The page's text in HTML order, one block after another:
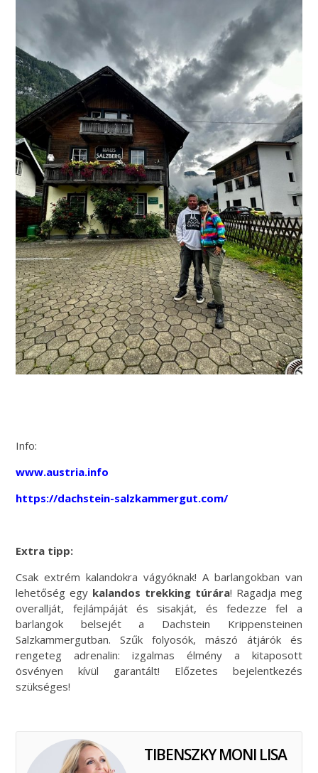
Info:
www.austria.info
https://dachstein-salzkammergut.com/
Extra tipp:
Csak extrém kalandokra vágyóknak! A barlangokban van
lehetőség egy kalandos trekking túrára! Ragadja meg
overallját, fejlámpáját és sisakját, és fedezze fel a
barlangok belsejét a Dachstein Krippensteinen
Salzkammergutban. Szűk folyosók, mászó átjárók és
rengeteg adrenalin: izgalmas élmény a kitaposott
ösvényen kívül garantált! Előzetes bejelentkezés
szükséges!
TIBENSZKY MONI LISA